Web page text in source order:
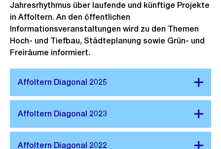
Jahresrhythmus über laufende und künftige Projekte
in Affoltern. An den öffentlichen
Informationsveranstaltungen wird zu den Themen
Hoch- und Tiefbau, Städteplanung sowie Grün- und
Freiräume informiert.